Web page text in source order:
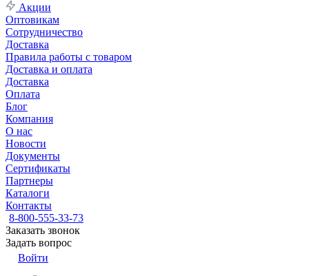
Акции
Оптовикам
Сотрудничество
Доставка
Правила работы с товаром
Доставка и оплата
Доставка
Оплата
Блог
Компания
О нас
Новости
Документы
Сертификаты
Партнеры
Каталоги
Контакты
8-800-555-33-73
Заказать звонок
Задать вопрос
Войти